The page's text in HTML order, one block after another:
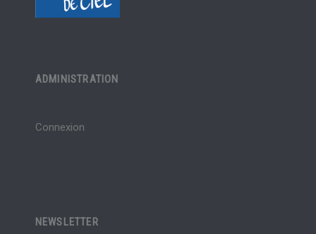
ADMINISTRATION
Connexion
NEWSLETTER